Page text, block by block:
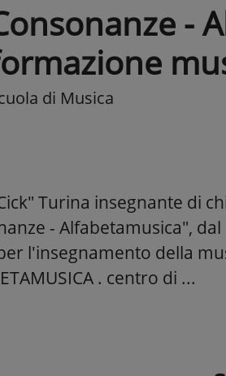
-
di Musica
Turina insegnante di
- Alfabetamusica",
l'insegnamento della
. centro di ...